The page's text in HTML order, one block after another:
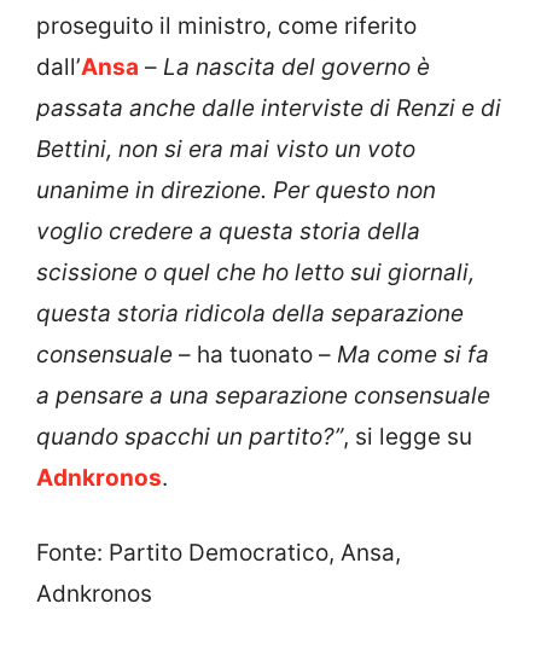
proseguito il ministro, come riferito
dall’Ansa – La nascita del governo è
passata anche dalle interviste di Renzi e di
Bettini, non si era mai visto un voto
unanime in direzione. Per questo non
voglio credere a questa storia della
scissione o quel che ho letto sui giornali,
questa storia ridicola della separazione
consensuale – ha tuonato – Ma come si fa
a pensare a una separazione consensuale
quando spacchi un partito?”, si legge su
Adnkronos.
Fonte: Partito Democratico, Ansa,
Adnkronos